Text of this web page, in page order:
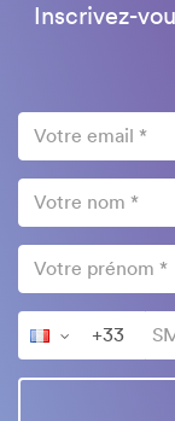
Inscrivez-